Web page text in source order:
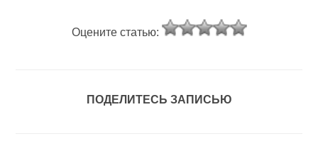
Оцените статью:
ПОДЕЛИТЕСЬ ЗАПИСЬЮ